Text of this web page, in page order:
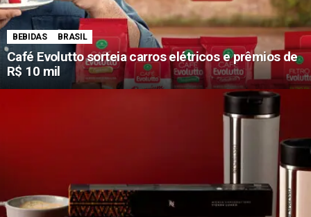
BEBIDAS BRASIL
Café Evolutto sorteia carros elétricos e prêmios de
R$ 10 mil